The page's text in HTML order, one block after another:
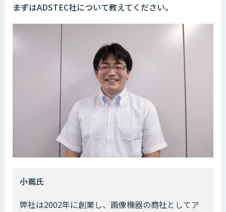
――まずはADSTEC社について教えてください。
――小嶌氏
弊社は2002年に創業し、画像機器の商社としてア